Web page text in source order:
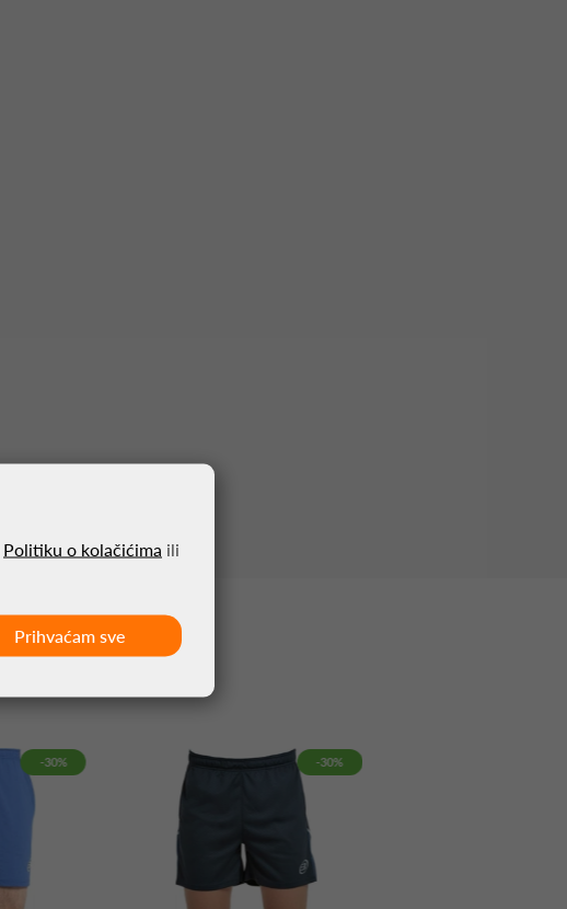
-30%
Politiku o kolačićima ili
Prihvaćam sve